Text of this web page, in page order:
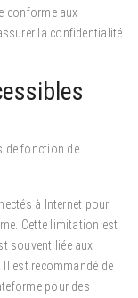
conforme aux
la confidentialité
de fonction de
à Internet pour
Cette limitation est
souvent liée aux
est recommandé de
pour des